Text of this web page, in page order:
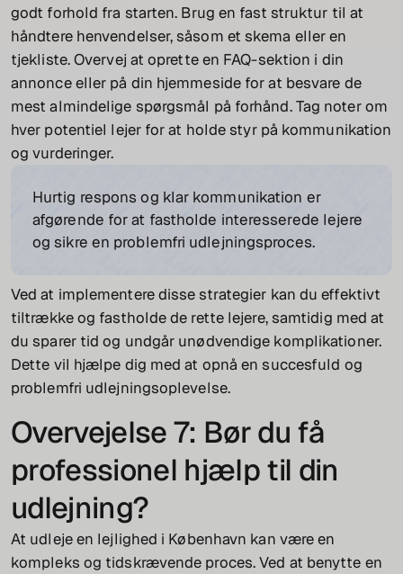
godt forhold fra starten. Brug en fast struktur til at
håndtere henvendelser, såsom et skema eller en
tjekliste. Overvej at oprette en FAQ-sektion i din
annonce eller på din hjemmeside for at besvare de
mest almindelige spørgsmål på forhånd. Tag noter om
hver potentiel lejer for at holde styr på kommunikation
og vurderinger.
Hurtig respons og klar kommunikation er
afgørende for at fastholde interesserede lejere
og sikre en problemfri udlejningsproces.
Ved at implementere disse strategier kan du effektivt
tiltrække og fastholde de rette lejere, samtidig med at
du sparer tid og undgår unødvendige komplikationer.
Dette vil hjælpe dig med at opnå en succesfuld og
problemfri udlejningsoplevelse.
Overvejelse 7: Bør du få
professionel hjælp til din
udlejning?
At udleje en lejlighed i København kan være en
kompleks og tidskrævende proces. Ved at benytte en